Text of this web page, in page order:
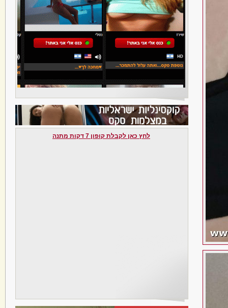
לחץ כאן לקבלת קופון 7 דקות מתנה